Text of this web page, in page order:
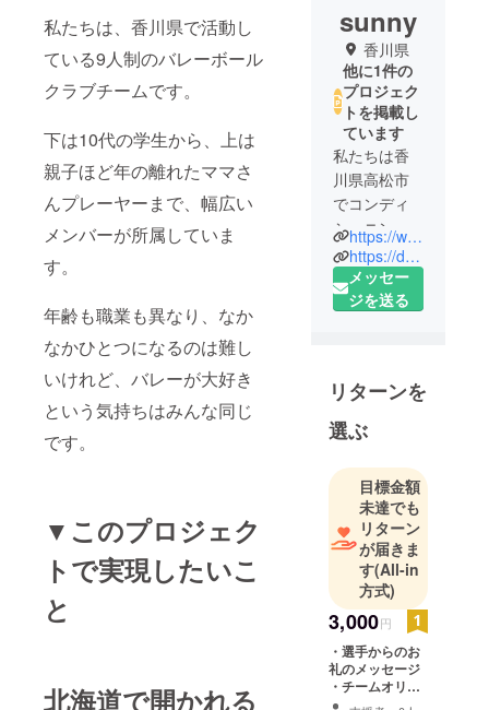
私たちは、香川県で活動し
ている9人制のバレーボール
クラブチームです。
下は10代の学生から、上は
親子ほど年の離れたママさ
んプレーヤーまで、幅広い
メンバーが所属していま
す。
年齢も職業も異なり、なか
なかひとつになるのは難し
いけれど、バレーが大好き
という気持ちはみんな同じ
です。
▼このプロジェク
トで実現したいこ
と
北海道で開かれる
sunny
香川県
他に1件の
プロジェク
トを掲載し
ています
私たちは香
川県高松市
でコンディ
ショニング
スタジオを
立ち上げた
トレーナー
を通じて、
健康の大切
さをお届け
したいと
様々なサー
ビスを提供
してきまし
た。
3月にオープ
ンしたばか
りのスタジ
オは、私た
ちの夢が詰
https://www.instagram.com/studio__sunny/#
https://dn3ne.hp.peraichi.com/sunny.310
メッセー
ジを送る
リターンを
選ぶ
目標金額
未達でも
リターン
が届きま
す(All-in
方式)
3,000円
・選手からのお
礼のメッセージ
・チームオリジ
ナルボールペン